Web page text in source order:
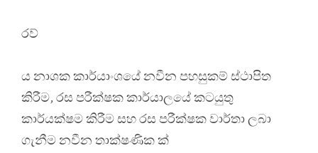
රව්
ය නාශක කාර්යාංශයේ නවීන පහසුකම් ස්ථාපිත
කිරීම, රස පරීක්ෂක කාර්යාලයේ කටයුතු
කාර්යක්ෂම කිරීම සහ රස පරීක්ෂක වාර්තා ලබා
ගැනීම නවීන තාක්ෂණික ක්